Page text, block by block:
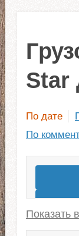
Star
По дате
По